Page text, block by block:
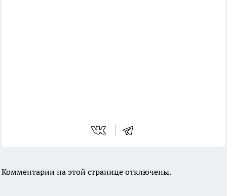
Комментарии на этой странице отключены.